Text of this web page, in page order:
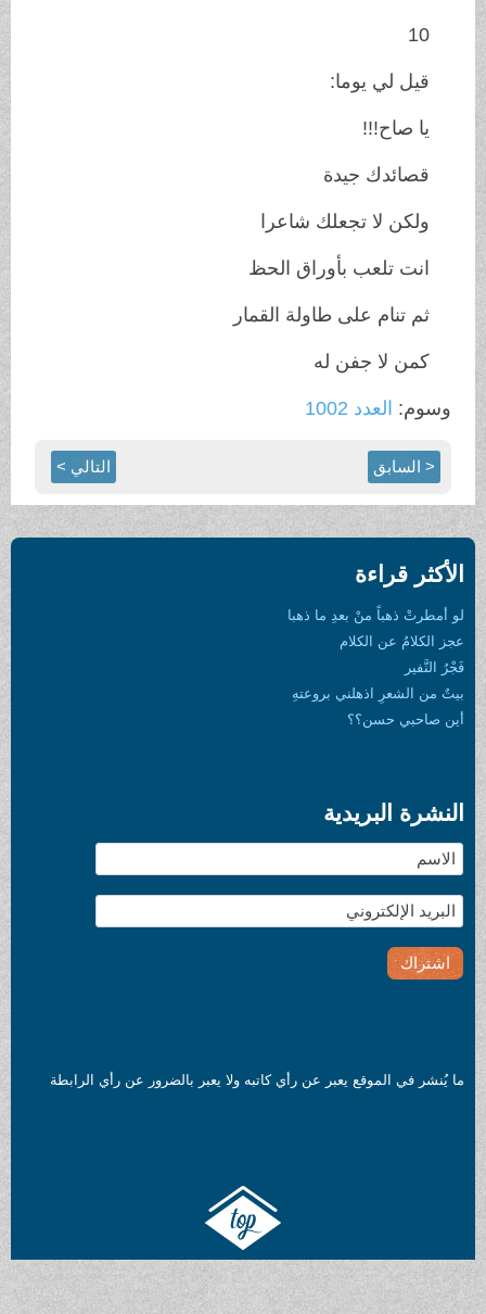
قيل لي يوما:
يا صاح!!!
قصائدك جيدة
ولكن لا تجعلك شاعرا
انت تلعب بأوراق الحظ
ثم تنام على طاولة القمار
كمن لا جفن له
وسوم:العدد 1002
< السابق التالي >
الأكثر قراءة
لو أمطرتْ ذهباً منْ بعدِ ما ذهبا
عجز الكلامُ عن الكلام
فَجْرُ النَّفير
بيتٌ من الشعرِ اذهلني بروعتهِ
أين صاحبي حسن؟؟
النشرة البريدية
ما يُنشر في الموقع يعبر عن رأي كاتبه ولا يعبر بالضرور عن رأي الرابطة